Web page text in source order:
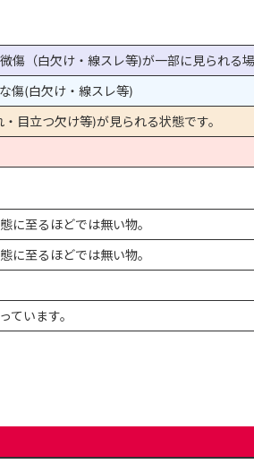
（白欠け・線スレ等)が一部に見られる場
傷(白欠け・線スレ等)
目立つ欠け等)が見られる状態です。
に至るほどでは無い物。
に至るほどでは無い物。
います。